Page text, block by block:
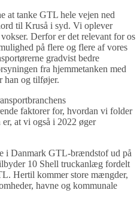
at tanke GTL hele vejen ned
til Kruså i syd. Vi oplever
Derfor er det relevant for os
på flere og flere af vores
gradvist bedre
fra hjemmetanken med
han og tilføjer.
faktorer for, hvordan vi folder
at vi også i 2022 øger
i Danmark GTL-brændstof ud på
10 Shell truckanlæg fordelt
Hertil kommer store mængder,
havne og kommunale